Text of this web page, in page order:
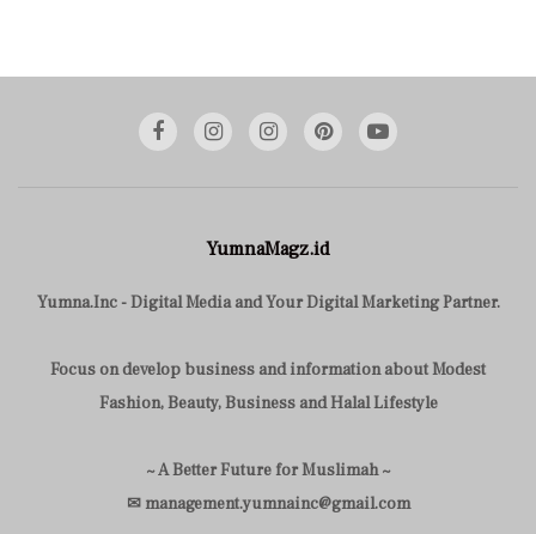
YumnaMagz.id
Yumna.Inc - Digital Media and Your Digital Marketing Partner.
Focus on develop business and information about Modest
Fashion, Beauty, Business and Halal Lifestyle
~ A Better Future for Muslimah ~
✉ management.yumnainc@gmail.com